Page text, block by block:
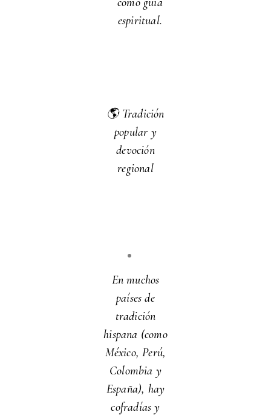
espiritual.
🌎 Tradición
popular y
devoción
regional
En muchos
países de
tradición
hispana (como
México, Perú,
Colombia y
España), hay
cofradías y